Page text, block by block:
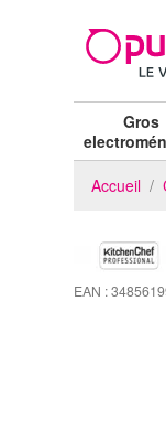
Gros
Accueil
EAN :